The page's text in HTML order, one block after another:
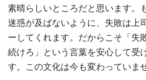
素晴らしいところだと思います。
迷惑が及ばないように、失敗は上
ーしてくれます。だからこそ「失
続けろ」という言葉を安心して受
す。この文化は今も変わっていま